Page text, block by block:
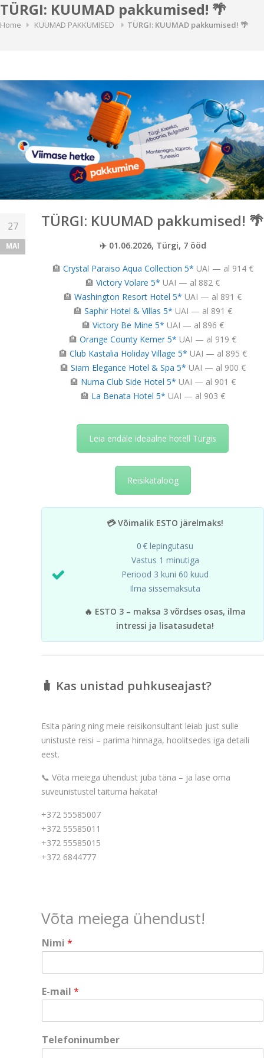
TÜRGI: KUUMAD pakkumised! 🌴
Home KUUMAD PAKKUMISED TÜRGI: KUUMAD pakkumised! 🌴
27
MAI
TÜRGI: KUUMAD pakkumised! 🌴
✈️ 01.06.2026, Türgi, 7 ööd
🏨 Crystal Paraiso Aqua Collection 5* UAI — al 914 €
🏨 Victory Volare 5* UAI — al 882 €
🏨 Washington Resort Hotel 5* UAI — al 891 €
🏨 Saphir Hotel & Villas 5* UAI — al 891 €
🏨 Victory Be Mine 5* UAI — al 896 €
🏨 Orange County Kemer 5* UAI — al 919 €
🏨 Club Kastalia Holiday Village 5* UAI — al 895 €
🏨 Siam Elegance Hotel & Spa 5* UAI — al 900 €
🏨 Numa Club Side Hotel 5* UAI — al 901 €
🏨 La Benata Hotel 5* UAI — al 903 €
Leia endale ideaalne hotell Türgis
Reisikataloog
💳 Võimalik ESTO järelmaks!
0 € lepingutasu
Vastus 1 minutiga
Periood 3 kuni 60 kuud
Ilma sissemaksuta
🔥 ESTO 3 – maksa 3 võrdses osas, ilma
intressi ja lisatasudeta!
🧳 Kas unistad puhkuseajast?
Esita päring ning meie reisikonsultant leiab just sulle
unistuste reisi – parima hinnaga, hoolitsedes iga detaili
eest.
📞 Võta meiega ühendust juba täna – ja lase oma
suveunistustel täituma hakata!
+372 55585007
+372 55585011
+372 55585015
+372 6844777
Võta meiega ühendust!
Nimi *
*
T
l
f
E-mail *
Telefoninumber